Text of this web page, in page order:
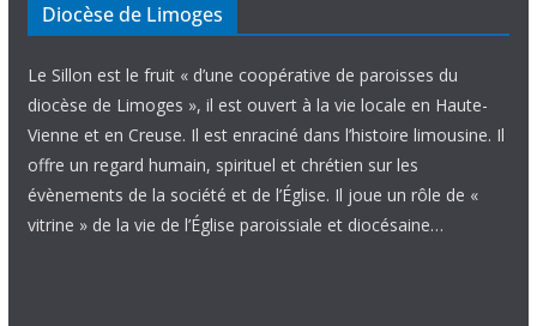
Diocèse de Limoges
Le Sillon est le fruit « d’une coopérative de paroisses du
diocèse de Limoges », il est ouvert à la vie locale en Haute-
Vienne et en Creuse. Il est enraciné dans l’histoire limousine. Il
offre un regard humain, spirituel et chrétien sur les
évènements de la société et de l’Église. Il joue un rôle de «
vitrine » de la vie de l’Église paroissiale et diocésaine…